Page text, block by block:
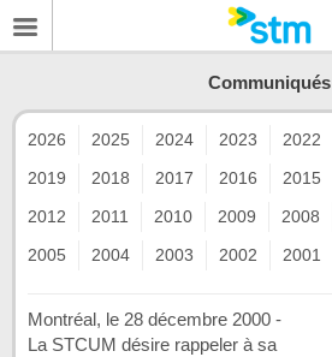
Communiqués
2026 2025 2024 2023 2022
2019
2018 2017 2016 2015
2012
2011 2010 2009 2008
2005
2004 2003 2002 2001
Montréal, le 28 décembre 2000 -
La STCUM désire rappeler à sa